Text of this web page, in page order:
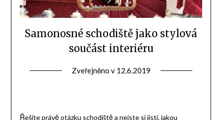
Samonosné schodiště jako stylová
součást interiéru
Zveřejněno v 12.6.2019
Řešíte právě otázku schodiště a nejste si jistí, jakou